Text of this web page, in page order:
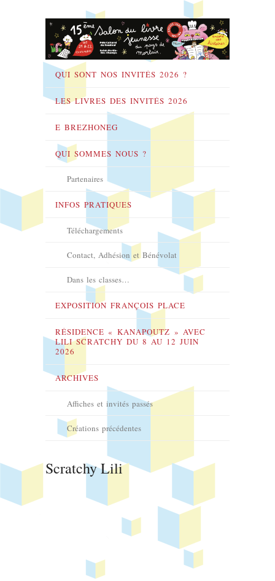
QUI SONT NOS INVITÉS 2026 ?
LES LIVRES DES INVITÉS 2026
E BREZHONEG
QUI SOMMES NOUS ?
Partenaires
INFOS PRATIQUES
Téléchargements
Contact, Adhésion et Bénévolat
Dans les classes…
EXPOSITION FRANÇOIS PLACE
RÉSIDENCE « KANAPOUTZ » AVEC
LILI SCRATCHY DU 8 AU 12 JUIN
2026
ARCHIVES
Affiches et invités passés
Créations précédentes
Scratchy Lili